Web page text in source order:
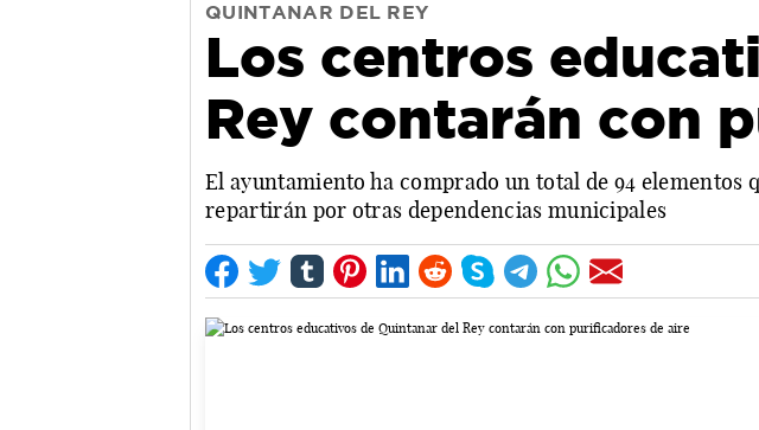
QUINTANAR DEL REY
Los centros
Rey contarán con
El ayuntamiento ha comprado un total de 94 elementos
repartirán por otras dependencias municipales